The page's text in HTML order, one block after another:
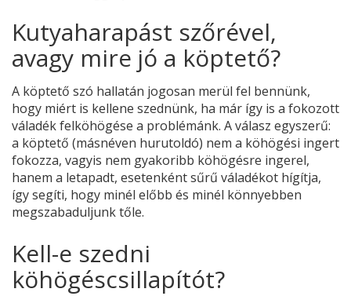
Kutyaharapást szőrével,
avagy mire jó a köptető?
A köptető szó hallatán jogosan merül fel bennünk,
hogy miért is kellene szednünk, ha már így is a fokozott
váladék felköhögése a problémánk. A válasz egyszerű:
a köptető (másnéven hurutoldó) nem a köhögési ingert
fokozza, vagyis nem gyakoribb köhögésre ingerel,
hanem a letapadt, esetenként sűrű váladékot hígítja,
így segíti, hogy minél előbb és minél könnyebben
megszabaduljunk tőle.
Kell-e szedni
köhögéscsillapítót?